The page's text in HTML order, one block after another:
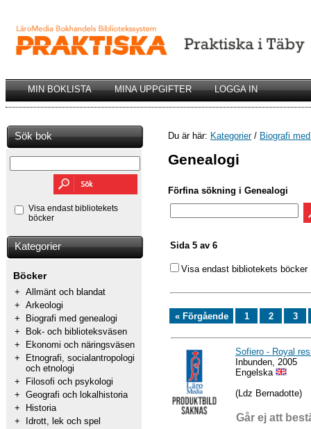
MIN BOKLISTA MINA UPPGIFTER LOGGA IN
Sök bok
Visa endast bibliotekets
böcker
Kategorier
Böcker
+ Allmänt och blandat
+ Arkeologi
+
Biografi med genealogi
+
Bok- och biblioteksväsen
+
Ekonomi och näringsväsen
+
Etnografi, socialantropologi
och etnologi
+
Filosofi och psykologi
+ Geografi och lokalhistoria
+
Historia
+
Idrott, lek och spel
Du är här: Kategorier/ Biografi
Genealogi
Förfina sökning i Genealogi
Sida 5 av 6
Visa endast bibliotekets böcker
« Förgående 1 2 3
Sofiero - Royal
Inbunden, 2005
Engelska
(Ldz Bernadotte)
Går ej att